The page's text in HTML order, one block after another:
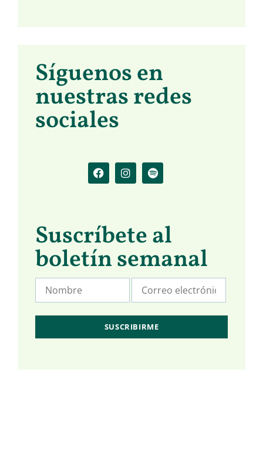
Síguenos en
nuestras redes
sociales
Suscríbete al
boletín semanal